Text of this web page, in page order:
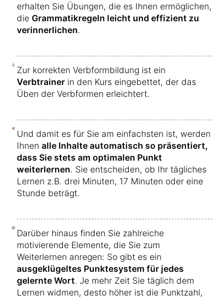
erhalten Sie Übungen, die es Ihnen ermöglichen,
die Grammatikregeln leicht und effizient zu
verinnerlichen.
Zur korrekten Verbformbildung ist ein
Verbtrainer in den Kurs eingebettet, der das
Üben der Verbformen erleichtert.
Und damit es für Sie am einfachsten ist, werden
Ihnen alle Inhalte automatisch so präsentiert,
dass Sie stets am optimalen Punkt
weiterlernen. Sie entscheiden, ob Ihr tägliches
Lernen z.B. drei Minuten, 17 Minuten oder eine
Stunde beträgt.
Darüber hinaus finden Sie zahlreiche
motivierende Elemente, die Sie zum
Weiterlernen anregen: So gibt es ein
ausgeklügeltes Punktesystem für jedes
gelernte Wort. Je mehr Zeit Sie täglich dem
Lernen widmen, desto höher ist die Punktzahl,